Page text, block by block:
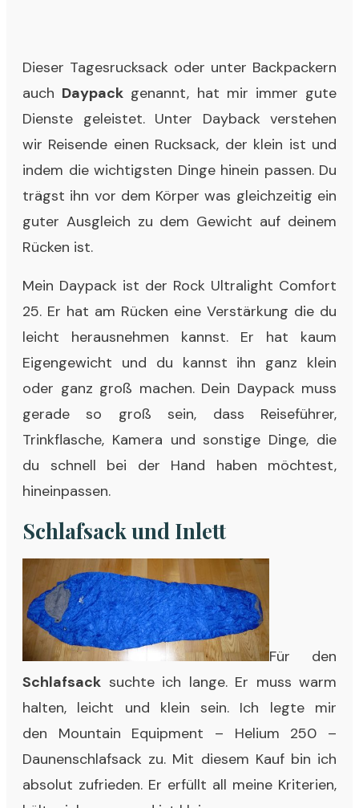
Dieser Tagesrucksack oder unter Backpackern
auch Daypack genannt, hat mir immer gute
Dienste geleistet. Unter Dayback verstehen
wir Reisende einen Rucksack, der klein ist und
indem die wichtigsten Dinge hinein passen. Du
trägst ihn vor dem Körper was gleichzeitig ein
guter Ausgleich zu dem Gewicht auf deinem
Rücken ist.
Mein Daypack ist der Rock Ultralight Comfort
25. Er hat am Rücken eine Verstärkung die du
leicht herausnehmen kannst. Er hat kaum
Eigengewicht und du kannst ihn ganz klein
oder ganz groß machen. Dein Daypack muss
gerade so groß sein, dass Reiseführer,
Trinkflasche, Kamera und sonstige Dinge, die
du schnell bei der Hand haben möchtest,
hineinpassen.
Schlafsack und Inlett
Für den
Schlafsack suchte ich lange. Er muss warm
halten, leicht und klein sein. Ich legte mir
den Mountain Equipment – Helium 250 –
Daunenschlafsack zu. Mit diesem Kauf bin ich
absolut zufrieden. Er erfüllt all meine Kriterien,